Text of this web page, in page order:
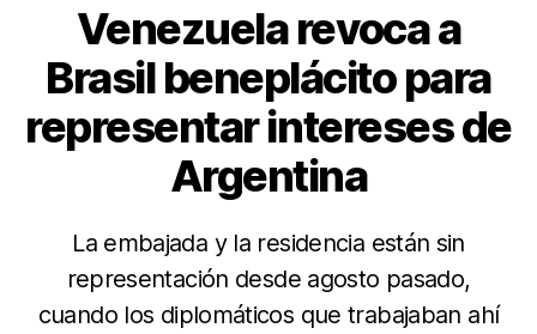
Venezuela revoca a
Brasil beneplácito para
representar intereses de
Argentina
La embajada y la residencia están sin
representación desde agosto pasado,
cuando los diplomáticos que trabajaban ahí